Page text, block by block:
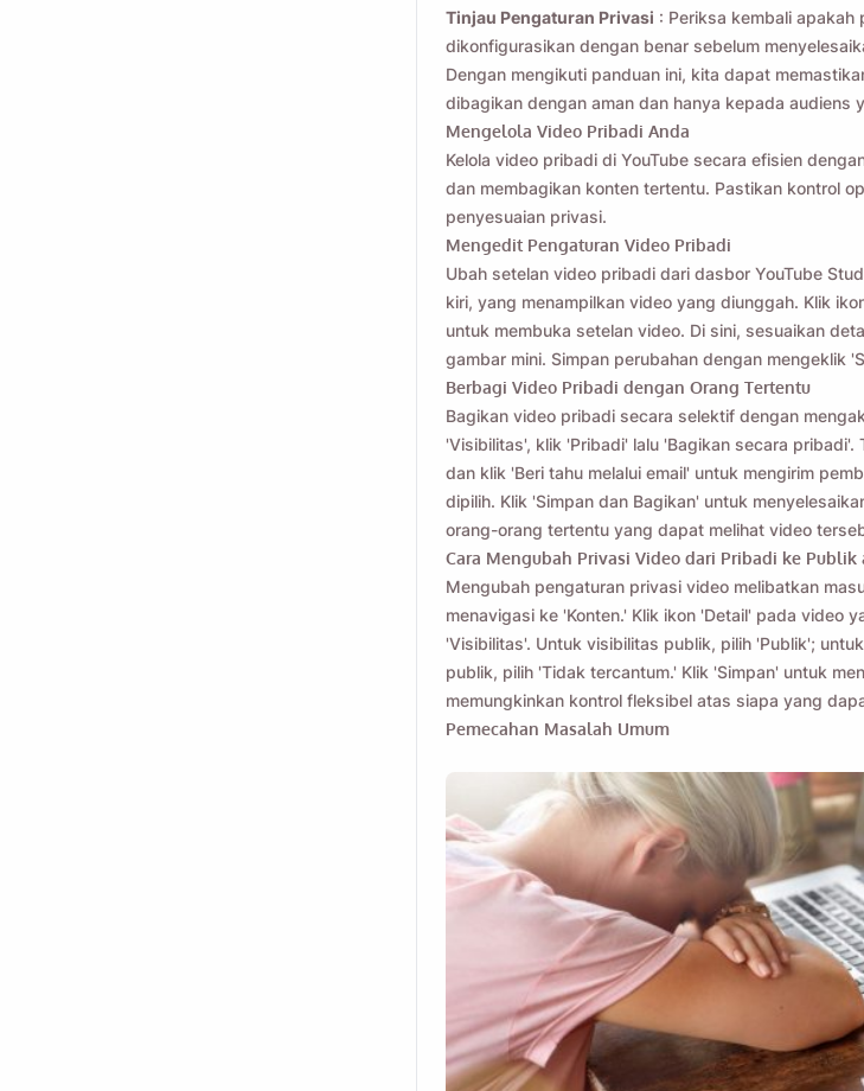
Tinjau Pengaturan Privasi : Periksa kembali
dikonfigurasikan dengan benar sebelum
Dengan mengikuti panduan ini, kita dapat
dibagikan dengan aman dan hanya kepada audiens
Mengelola Video Pribadi Anda
Kelola video pribadi di YouTube secara efisien
dan membagikan konten tertentu. Pastikan kontrol
penyesuaian privasi.
Mengedit Pengaturan Video Pribadi
Ubah setelan video pribadi dari dasbor YouTube
kiri, yang menampilkan video yang diunggah. Klik
untuk membuka setelan video. Di sini, sesuaikan
gambar mini. Simpan perubahan dengan mengeklik
Berbagi Video Pribadi dengan Orang Tertentu
Bagikan video pribadi secara selektif dengan
'Visibilitas', klik 'Pribadi' lalu 'Bagikan secara pribadi'.
dan klik 'Beri tahu melalui email' untuk mengirim
dipilih. Klik 'Simpan dan Bagikan' untuk
orang-orang tertentu yang dapat melihat video
Cara Mengubah Privasi Video dari Pribadi ke Publik
Mengubah pengaturan privasi video melibatkan
menavigasi ke 'Konten.' Klik ikon 'Detail' pada video
'Visibilitas'. Untuk visibilitas publik, pilih 'Publik';
publik, pilih 'Tidak tercantum.' Klik 'Simpan' untuk
memungkinkan kontrol fleksibel atas siapa yang
Pemecahan Masalah Umum